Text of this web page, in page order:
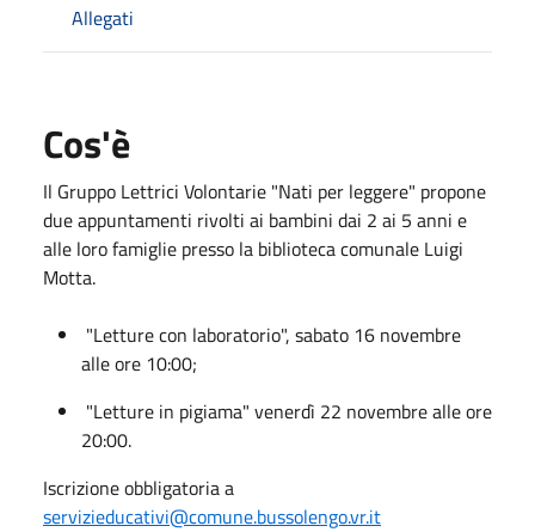
Allegati
Cos'è
Il Gruppo Lettrici Volontarie "Nati per leggere" propone
due appuntamenti rivolti ai bambini dai 2 ai 5 anni e
alle loro famiglie presso la biblioteca comunale Luigi
Motta.
"Letture con laboratorio", sabato 16 novembre
alle ore 10:00;
"Letture in pigiama" venerdì 22 novembre alle ore
20:00.
Iscrizione obbligatoria a
servizieducativi@comune.bussolengo.vr.it